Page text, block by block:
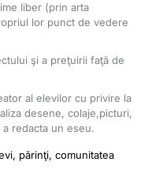
liber (prin arta
lor punct de vedere
şi a preţuirii faţă de
al elevilor cu privire la
desene, colaje,picturi,
redacta un eseu.
părinţi, comunitatea